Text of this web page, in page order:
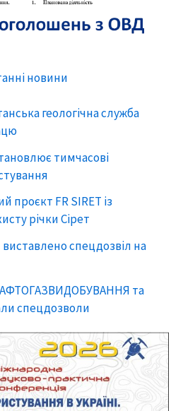
новини
геологічна служба
тимчасові
проєкт FR SIRET із
річки Сірет
спецдозвіл на
та
спецдозволи